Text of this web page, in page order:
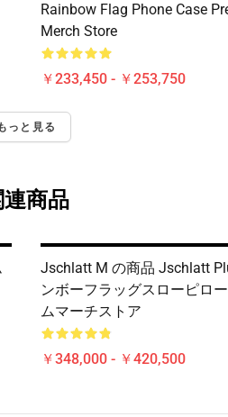
Rainbow Flag Phone Case
Merch Store
￥233,450 - ￥253,750
っと見る
連商品
Jschlatt M の商品 Jschlatt
ンボーフラッグスローピロ
ムマーチストア
￥348,000 - ￥420,500